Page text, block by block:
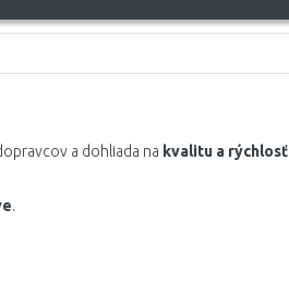
a dohliada na kvalitu a rýchlosť
.